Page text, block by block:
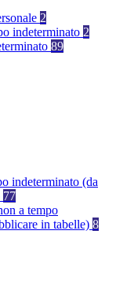
2
indeterminato 2
89
indeterminato (da
77
a tempo
in tabelle) 8